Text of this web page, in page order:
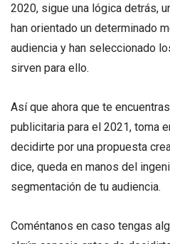
2020, sigue una lógica detrás,
han orientado un determinado
audiencia y han seleccionado
sirven para ello.
Así que ahora que te
publicitaria para el 2021, toma
decidirte por una propuesta
dice, queda en manos del
segmentación de tu audiencia.
Coméntanos en caso tengas